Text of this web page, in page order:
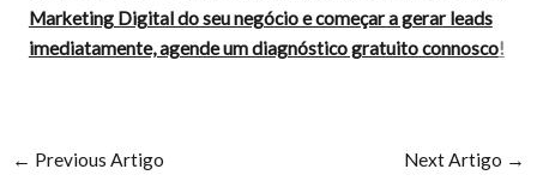
Marketing Digital do seu negócio e começar a gerar leads
imediatamente, agende um diagnóstico gratuito connosco!
← Previous Artigo Next Artigo →